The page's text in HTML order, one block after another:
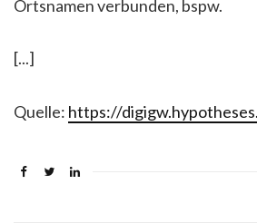
Ortsnamen verbunden, bspw.
[...]
Quelle: https://